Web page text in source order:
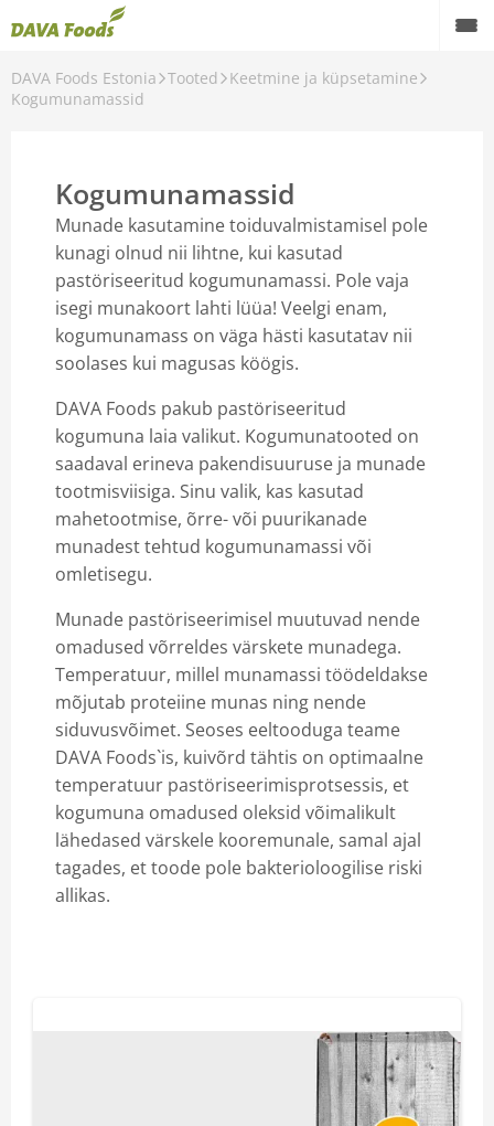
DAVA Foods Estonia Tooted
Keetmine ja küpsetamine
Kogumunamassid
Kogumunamassid
Munade kasutamine toiduvalmistamisel pole
kunagi olnud nii lihtne, kui kasutad
pastöriseeritud kogumunamassi. Pole vaja
isegi munakoort lahti lüüa! Veelgi enam,
kogumunamass on väga hästi kasutatav nii
soolases kui magusas köögis.
DAVA Foods pakub pastöriseeritud
kogumuna laia valikut. Kogumunatooted on
saadaval erineva pakendisuuruse ja munade
tootmisviisiga. Sinu valik, kas kasutad
mahetootmise, õrre- või puurikanade
munadest tehtud kogumunamassi või
omletisegu.
Munade pastöriseerimisel muutuvad nende
omadused võrreldes värskete munadega.
Temperatuur, millel munamassi töödeldakse
mõjutab proteiine munas ning nende
siduvusvõimet. Seoses eeltooduga teame
DAVA Foods`is, kuivõrd tähtis on optimaalne
temperatuur pastöriseerimisprotsessis, et
kogumuna omadused oleksid võimalikult
lähedased värskele kooremunale, samal ajal
tagades, et toode pole bakterioloogilise riski
allikas.
Back
Keetmine ja küpsetamine
Aktiivne
Taimsed tooted
Õlid